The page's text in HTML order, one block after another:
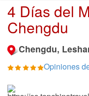
4 Días del
Chengdu
Chengdu,
Opiniones